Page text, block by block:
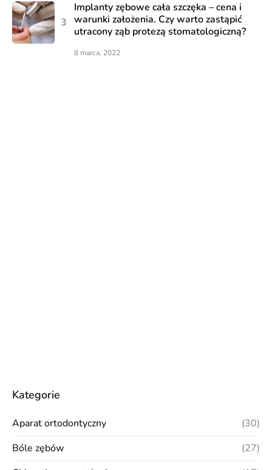
Implanty zębowe cała szczęka – cena i
warunki założenia. Czy warto zastąpić
utracony ząb protezą stomatologiczną?
8 marca, 2022
Kategorie
Aparat ortodontyczny
(30)
Bóle zębów
(27)